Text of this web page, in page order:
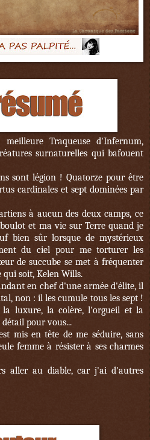
Traqueuse d'Infernum,
surnaturelles qui bafouent
sont légion ! Quatorze pour être
cardinales et sept dominées par
à aucun des deux camps, ce
et ma vie sur Terre quand je
bien sûr lorsque de mystérieux
du ciel pour me torturer les
de succube se met à fréquenter
qui soit, Kelen Wills.
en chef d'une armée d'élite, il
non : il les cumule tous les sept !
la luxure, la colère, l'orgueil et la
pour vous...
mis en tête de me séduire, sans
femme à résister à ses charmes
aller au diable, car j'ai d'autres